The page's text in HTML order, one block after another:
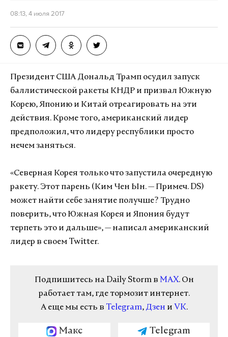
08:13, 4 июля 2017
Президент США Дональд Трамп осудил запуск
баллистической ракеты КНДР и призвал Южную
Корею, Японию и Китай отреагировать на эти
действия. Кроме того, американский лидер
предположил, что лидеру республики просто
нечем заняться.
«Северная Корея только что запустила очередную
ракету. Этот парень (Ким Чен Ын. — Примеч. DS)
может найти себе занятие получше? Трудно
поверить, что Южная Корея и Япония будут
терпеть это и дальше», — написал американский
лидер в своем Twitter.
Подпишитесь на Daily Storm в MAX. Он
работает там, где тормозит интернет.
А еще мы есть в Telegram, Дзен и VK.
Макс Telegram